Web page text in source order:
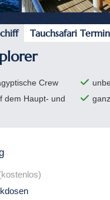
Tauchsafari
Crew
dem Haupt- und